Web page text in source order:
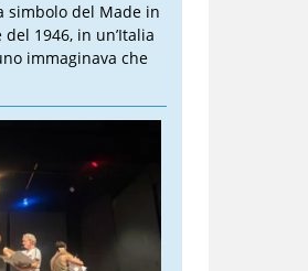
simbolo del Made in
1946, in un’Italia
immaginava che